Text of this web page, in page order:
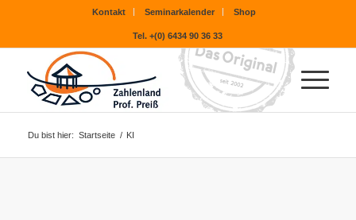
Kontakt Seminarkalender Shop
Tel. +(0) 6434 90 36 33
Du bist hier: Startseite / KI